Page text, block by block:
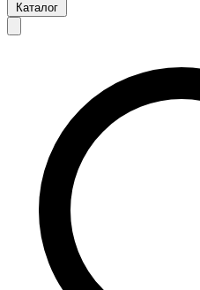
Каталог